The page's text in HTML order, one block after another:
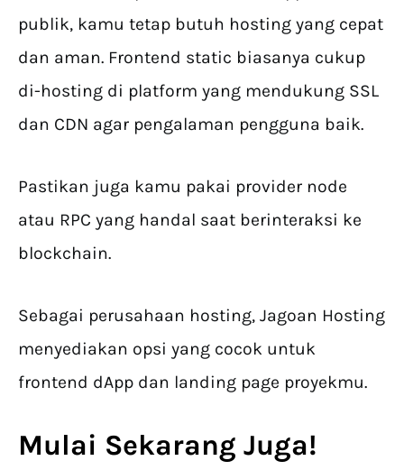
publik, kamu tetap butuh hosting yang cepat
dan aman. Frontend static biasanya cukup
di-hosting di platform yang mendukung SSL
dan CDN agar pengalaman pengguna baik.
Pastikan juga kamu pakai provider node
atau RPC yang handal saat berinteraksi ke
blockchain.
Sebagai perusahaan hosting, Jagoan Hosting
menyediakan opsi yang cocok untuk
frontend dApp dan landing page proyekmu.
Mulai Sekarang Juga!